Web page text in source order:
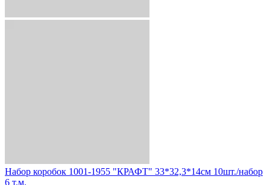
Набор коробок 1001-1955 "КРАФТ" 33*32,3*14см 10шт./набор
6 т.м.